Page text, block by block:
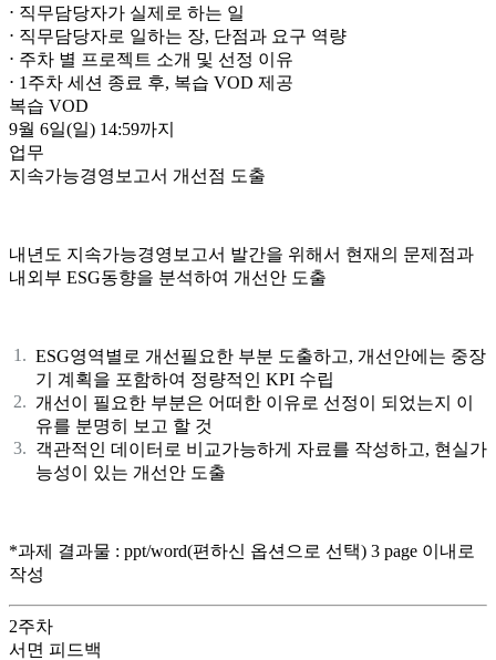
⋅ 직무담당자가 실제로 하는 일
⋅ 직무담당자로 일하는 장, 단점과 요구 역량
⋅ 주차 별 프로젝트 소개 및 선정 이유
⋅ 1주차 세션 종료 후, 복습 VOD 제공
복습 VOD
9월 6일(일) 14:59까지
업무
지속가능경영보고서 개선점 도출
내년도 지속가능경영보고서 발간을 위해서 현재의 문제점과
내외부 ESG동향을 분석하여 개선안 도출
ESG영역별로 개선필요한 부분 도출하고, 개선안에는 중장
기 계획을 포함하여 정량적인 KPI 수립
개선이 필요한 부분은 어떠한 이유로 선정이 되었는지 이
유를 분명히 보고 할 것
객관적인 데이터로 비교가능하게 자료를 작성하고, 현실가
능성이 있는 개선안 도출
*과제 결과물 : ppt/word(편하신 옵션으로 선택) 3 page 이내로
작성
2주차
서면 피드백